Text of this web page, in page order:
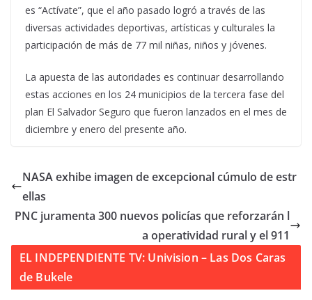
es “Actívate”, que el año pasado logró a través de las
diversas actividades deportivas, artísticas y culturales la
participación de más de 77 mil niñas, niños y jóvenes.
La apuesta de las autoridades es continuar desarrollando
estas acciones en los 24 municipios de la tercera fase del
plan El Salvador Seguro que fueron lanzados en el mes de
diciembre y enero del presente año.
NASA exhibe imagen de excepcional cúmulo de estr
ellas
PNC juramenta 300 nuevos policías que reforzarán l
a operatividad rural y el 911
EL INDEPENDIENTE TV: Univision – Las Dos Caras
de Bukele